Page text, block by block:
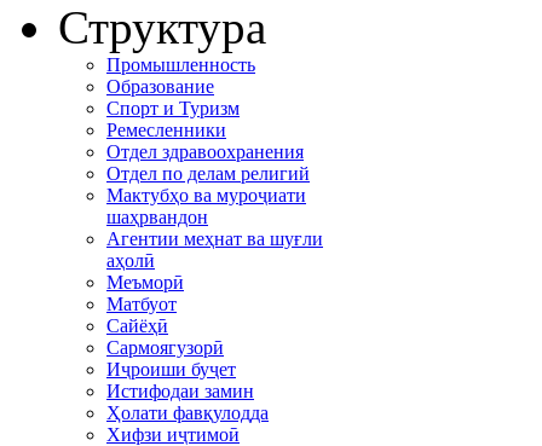
Структура
Промышленность
Образование
Спорт и Туризм
Ремесленники
Отдел здравоохранения
Отдел по делам религий
Мактубҳо ва муроҷиати
шаҳрвандон
Агентии меҳнат ва шуғли
аҳолӣ
Меъморӣ
Матбуот
Сайёҳӣ
Сармоягузорӣ
Иҷроиши буҷет
Истифодаи замин
Ҳолати фавқулодда
Хифзи иҷтимоӣ